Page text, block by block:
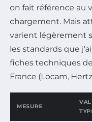
on fait référence au
chargement. Mais
varient légèrement
les standards que
fiches techniques
France (Locam,
MESURE